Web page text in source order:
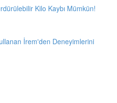
Kilo Kaybı Mümkün!
İrem'den Deneyimlerini